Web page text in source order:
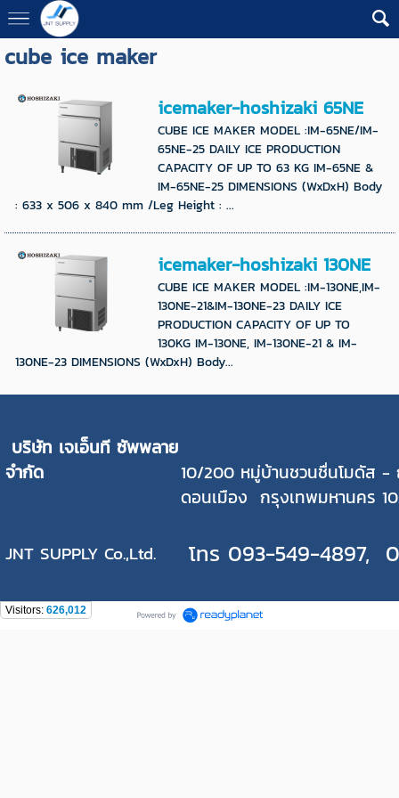
cube ice maker
icemaker-hoshizaki 65NE
CUBE ICE MAKER MODEL :IM-65NE/IM-
65NE-25 DAILY ICE PRODUCTION
CAPACITY OF UP TO 63 KG IM-65NE &
IM-65NE-25 DIMENSIONS (WxDxH) Body
: 633 x 506 x 840 mm /Leg Height : ...
icemaker-hoshizaki 130NE
CUBE ICE MAKER MODEL :IM-130NE,IM-
130NE-21&IM-130NE-23 DAILY ICE
PRODUCTION CAPACITY OF UP TO
130KG IM-130NE, IM-130NE-21 & IM-
130NE-23 DIMENSIONS (WxDxH) Body...
บริษัท เจเอ็นที ซัพพลาย
จำกัด
10/200 หมู่บ้านชวนชื่นโมดัส -
ดอนเมือง กรุงเทพมหานคร
JNT SUPPLY Co.,Ltd. โทร 093-549-4897,
Visitors: 626,012